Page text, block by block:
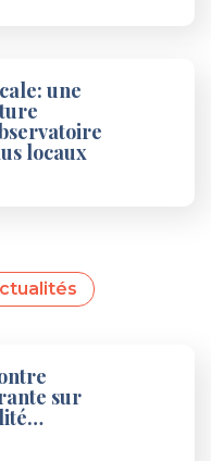
une
locaux
sur